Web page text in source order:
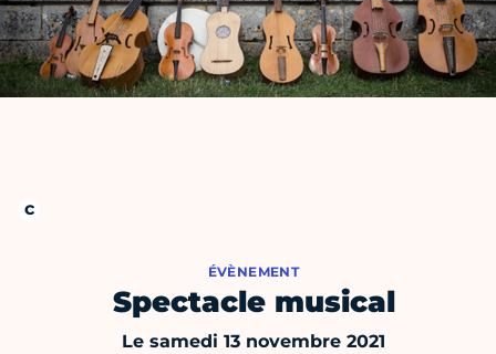
ÉVÈNEMENT
Spectacle musical
Le samedi 13 novembre 2021